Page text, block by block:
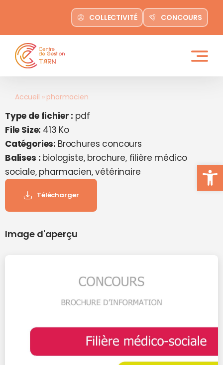
Ouvrir
contenu
COLLECTIVITÉ CONCOURS
Accueil » pharmacien
Type de fichier : pdf
File Size: 413 Ko
Catégories: Brochures concours
Balises : biologiste, brochure, filière médico
sociale, pharmacien, vétérinaire
Télécharger
Image d'aperçu